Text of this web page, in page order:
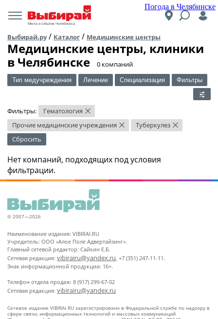
Погода в Челябинске
Места и события Челябинска
Выбирай.ру/ Каталог / Медицинские центры
Медицинские центры, клиники
в Челябинске
​0 компаний
Тип медучреждения Лечение Специализация Фильтры
Фильтры: Гематология ×
Прочие медицинские учреждения × Туберкулез ×
Сбросить
Нет компаний, подходящих под условия
фильтрации.
© 2007—2026
Наименование издания: VIBIRAI.RU
Учредитель: ООО «Алое Поле Адвертайзинг».
Главный сетевой редактор: Сайкин Е.Б.
Сетевая редакция: vibirairu@yandex.ru, +7 (351) 247-11-11.
Знак информационной продукции: 16+.
Телефон отдела продаж: 8 (917) 299-67-02
Сетевая редакция: vibirairu@yandex.ru
Сетевое издание VIBIRAI.RU зарегистрировано в Федеральной службе по надзору в
сфере связи, информационных технологий и массовых коммуникаций